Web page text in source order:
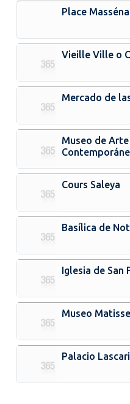
Place Masséna
Vieille Ville o
Mercado de
Museo de
Cours Saleya
Basílica de
Iglesia de San
Museo Matisse
Palacio